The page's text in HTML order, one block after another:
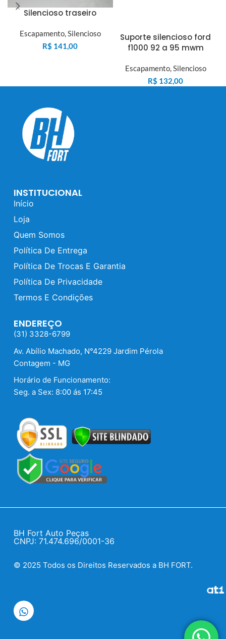
Silencioso traseiro
Escapamento,Silencioso
R$ 141,00
Suporte silencioso ford
f1000 92 a 95 mwm
Escapamento,Silencioso
R$ 132,00
INSTITUCIONAL
Início
Loja
Quem Somos
Política De Entrega
Política De Trocas E Garantia
Política De Privacidade
Termos E Condições
ENDEREÇO
(31) 3328-6799
Av. Abílio Machado, N°4229 Jardim Pérola
Contagem - MG
Horário de Funcionamento:
Seg. a Sex: 8:00 ás 17:45
BH Fort Auto Peças
CNPJ: 71.474.696/0001-36
© 2025 Todos os Direitos Reservados a BH FORT.